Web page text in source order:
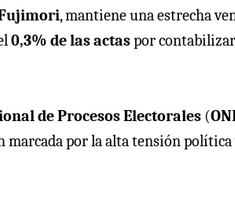
, mantiene una estrecha
0,3% de las actaspor
de Procesos Electorales (
marcada por la alta tensión